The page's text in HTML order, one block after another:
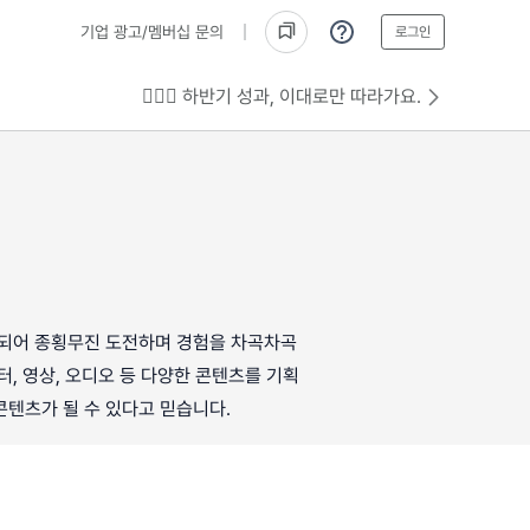
기업 광고/멤버십 문의 로그인
💁🏻‍♂️ 하반기 성과, 이대로만 따라가요.
어 종횡무진 도전하며 경험을 차곡차곡
, 영상, 오디오 등 다양한 콘텐츠를 기획
츠가 될 수 있다고 믿습니다.